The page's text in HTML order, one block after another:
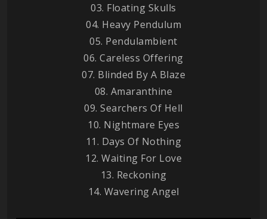
03. Floating Skulls
04. Heavy Pendulum
05. Pendulambient
06. Careless Offering
07. Blinded By A Blaze
08. Amaranthine
09. Searchers Of Hell
10. Nightmare Eyes
11. Days Of Nothing
12. Waiting For Love
13. Reckoning
14. Wavering Angel